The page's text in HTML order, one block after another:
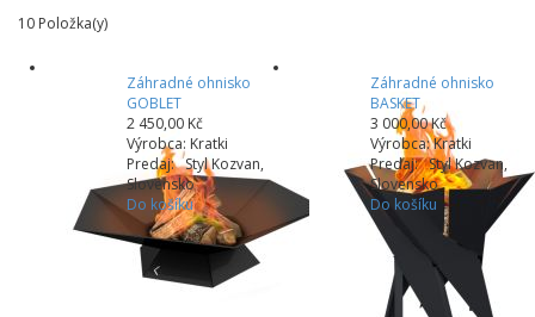
10 Položka(y)
Záhradné ohnisko
GOBLET
2 450,00 Kč
Výrobca: Kratki
Predaj: Styl Kozvan,
Slovensko
Do košíku
Záhradné ohnisko
BASKET
3 000,00 Kč
Výrobca: Kratki
Predaj: Styl Kozvan,
Slovensko
Do košíku